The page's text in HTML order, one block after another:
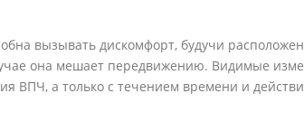
вызывать дискомфорт, будучи
она мешает передвижению. Видимые
ВПЧ, а только с течением времени и